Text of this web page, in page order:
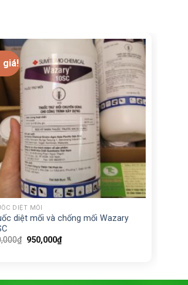
giá!
DIỆT MỐI
diệt mối và chống mối Wazary
₫ Giá
950,000₫Giá
hiện